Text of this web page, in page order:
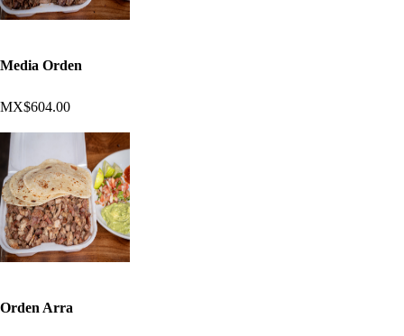
Media Orden
MX$604.00
Orden Arra